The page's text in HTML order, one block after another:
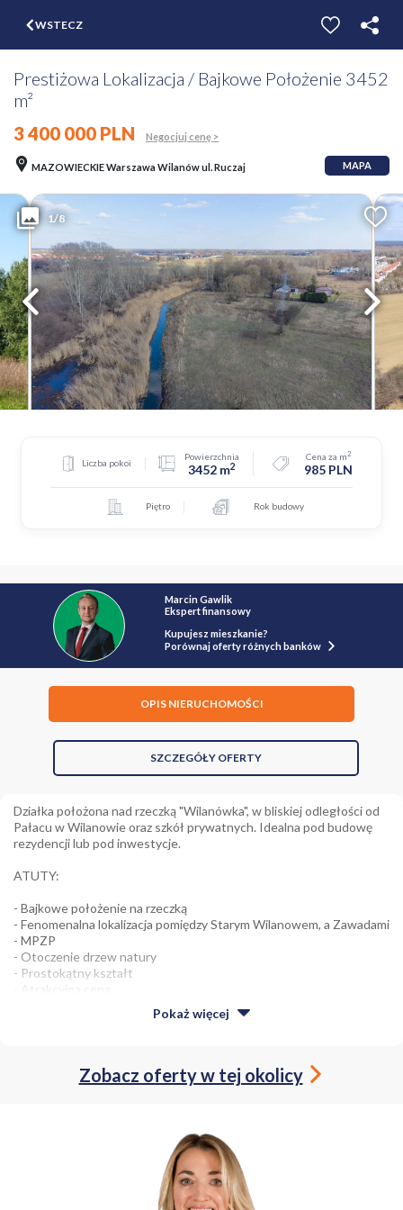
WSTECZ
Prestiżowa Lokalizacja / Bajkowe Położenie 3452
m²
3 400 000 PLN
Negocjuj cenę >
MAZOWIECKIE Warszawa Wilanów ul. Ruczaj MAPA
1/8
Liczba pokoi
Powierzchnia
3452 m2
Cena za m2
985 PLN
Piętro Rok budowy
Marcin Gawlik
Ekspert finansowy
Kupujesz mieszkanie?
Porównaj oferty różnych banków
OPIS NIERUCHOMOŚCI
SZCZEGÓŁY OFERTY
Działka położona nad rzeczką "Wilanówka", w bliskiej odległości od
Pałacu w Wilanowie oraz szkół prywatnych. Idealna pod budowę
rezydencji lub pod inwestycje.
ATUTY:
- Bajkowe położenie na rzeczką
- Fenomenalna lokalizacja pomiędzy Starym Wilanowem, a Zawadami
- MPZP
- Otoczenie drzew natury
- Prostokątny kształt
- Atrakcyjna cena
OPIS NIERUCHOMOŚCI
natury. Działka idealna pod budowę wymarzonego domu lub pod
inwestycje. Cicha spokojna okolica w połączeniu z bujną florą
nieregularnego prostokąta. Działka objęta jest Miejscowym Planem
Zagospodarowania Przestrzennego. „Przednia” cześć działki o
powierzchni blisko 1200 m² przeznaczona jest pod zabudowę
mieszkaniową jednorodzinną. W myśl 20.MN:
Pokaż więcej
Zobacz oferty w tej okolicy